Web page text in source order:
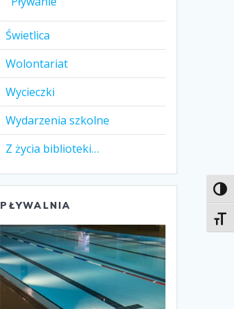
Świetlica
Wolontariat
Wycieczki
Wydarzenia szkolne
Z życia biblioteki…
PŁYWALNIA